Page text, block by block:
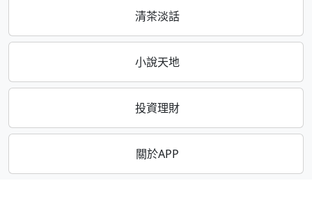
清茶淡話
小說天地
投資理財
關於APP